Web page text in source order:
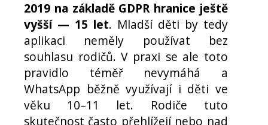
2019 na základě GDPR hranice ještě
vyšší — 15 let. Mladší děti by tedy
aplikaci neměly používat bez
souhlasu rodičů. V praxi se ale toto
pravidlo téměř nevymáhá a
WhatsApp běžně využívají i děti ve
věku 10–11 let. Rodiče tuto
skutečnost často přehlížejí nebo nad